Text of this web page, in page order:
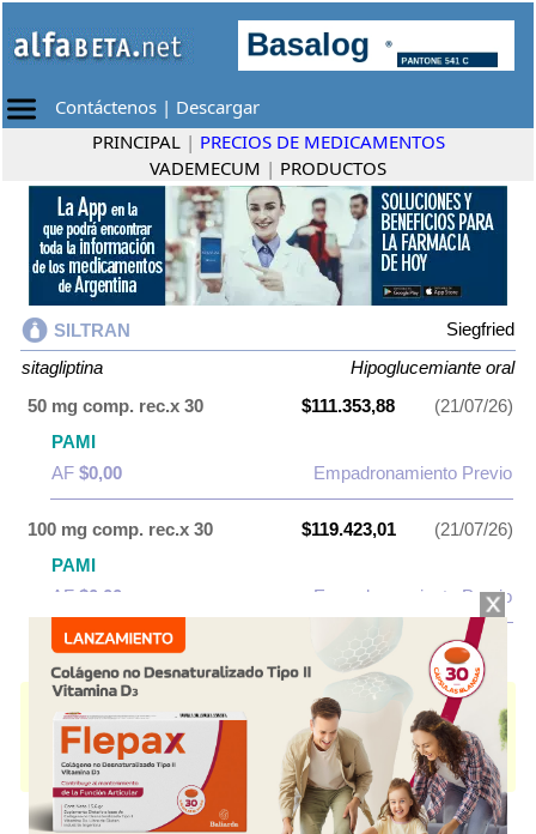
Contáctenos | Descargar
PRINCIPAL | PRECIOS DE MEDICAMENTOS
VADEMECUM | PRODUCTOS
SILTRAN
Siegfried
sitagliptina
Hipoglucemiante oral
50 mg comp. rec.x 30
$111.353,88
(21/07/26)
PAMI
AF $0,00 Empadronamiento Previo
100 mg comp. rec.x 30 $119.423,01
(21/07/26)
PAMI
AF $0,00 Empadronamiento Previo
y se indica como Hipoglucemiante oral
Es producido por
y cuenta con 2 presentaciones disponibles.
Algunas presentaciones cuentan con cobertura PAMI.